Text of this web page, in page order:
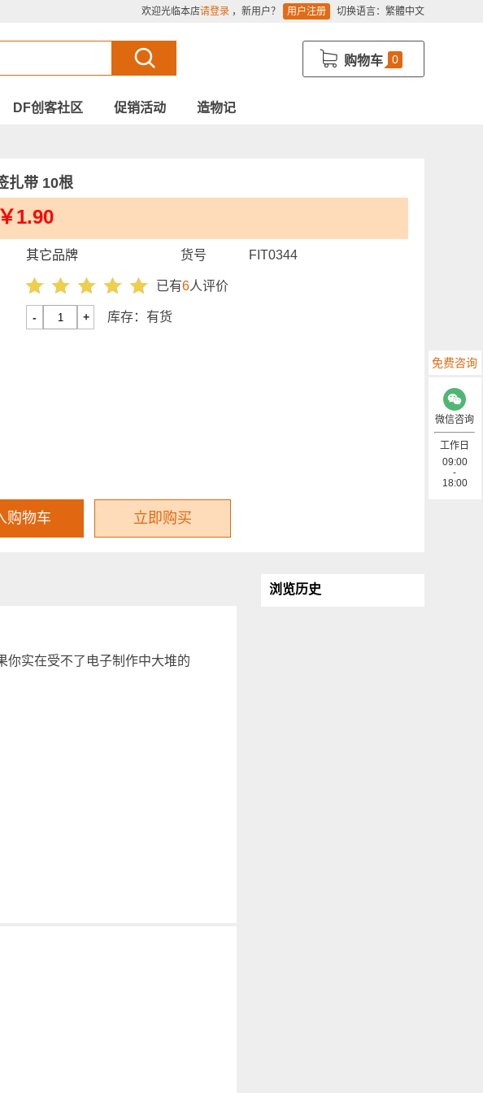
欢迎光临本店请登录 ，新用户？ 用户注册 切换语言： 繁體中文
购物车 0
DF创客社区 促销活动 造物记
扎带 10根
￥1.90
其它品牌 货号 FIT0344
已有6人评价
- + 库存： 有货
购物车 立即购买
你实在受不了电子制作中大堆的
浏览历史
免费咨询
微信咨询
工作日
09:00
-
18:00